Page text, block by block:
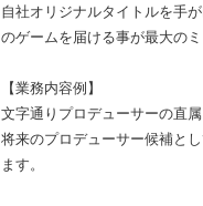
自社オリジナルタイトルを手
のゲームを届ける事が最大のミ
【業務内容例】
文字通りプロデューサーの直
将来のプロデューサー候補と
ます。